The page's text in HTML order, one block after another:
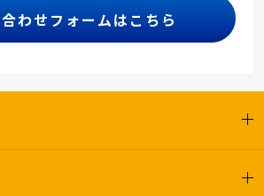
わせフォームはこちら